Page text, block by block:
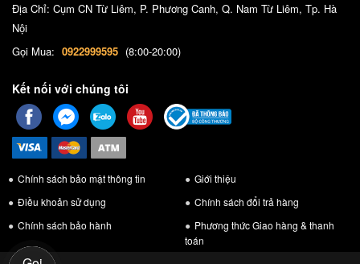
Địa Chỉ: Cụm CN Từ Liêm, P. Phương Canh, Q. Nam Từ Liêm, Tp. Hà
Nội
Gọi Mua: 0922999595 (8:00-20:00)
Kết nối với chúng tôi
Chính sách bảo mật thông tin
Giới thiệu
Điều khoản sử dụng
Chính sách đổi trả hàng
Chính sách bảo hành
Phương thức Giao hàng & thanh
toán